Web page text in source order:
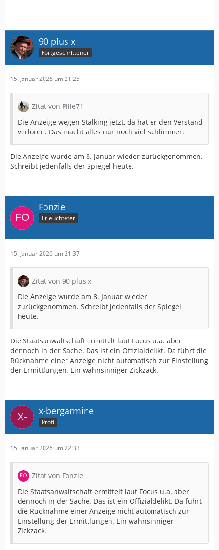
90 plus x
Fortgeschrittener
15. Januar 2026 um 21:25
Zitat von Pille71
Die Anzeige wegen Stalking jetzt, da hat er den Verstand
verloren. Das macht alles nur noch viel schlimmer.
Die Anzeige wurde am 8. Januar wieder zurückgenommen.
Schreibt jedenfalls der Spiegel heute.
Fonzie
Erleuchteter
15. Januar 2026 um 21:37
Zitat von 90 plus x
Die Anzeige wurde am 8. Januar wieder
zurückgenommen. Schreibt jedenfalls der Spiegel
heute.
Die Staatsanwaltschaft ermittelt laut Focus u.a. aber
dennoch in der Sache. Das ist ein Offizialdelikt. Da führt die
Rücknahme einer Anzeige nicht automatisch zur Einstellung
der Ermittlungen. Ein wahnsinniger Zickzack.
x-bergarmine
Profi
15. Januar 2026 um 22:33
Zitat von Fonzie
Die Staatsanwaltschaft ermittelt laut Focus u.a. aber
dennoch in der Sache. Das ist ein Offizialdelikt. Da führt
die Rücknahme einer Anzeige nicht automatisch zur
Einstellung der Ermittlungen. Ein wahnsinniger
Zickzack.